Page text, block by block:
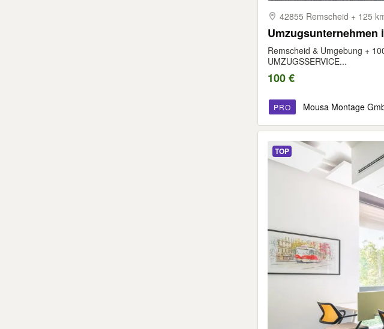
42855 Remscheid + 125
Umzugsunternehmen
Remscheid & Umgebung +
UMZUGSSERVICE...
100 €
PRO Mousa Montage
TOP